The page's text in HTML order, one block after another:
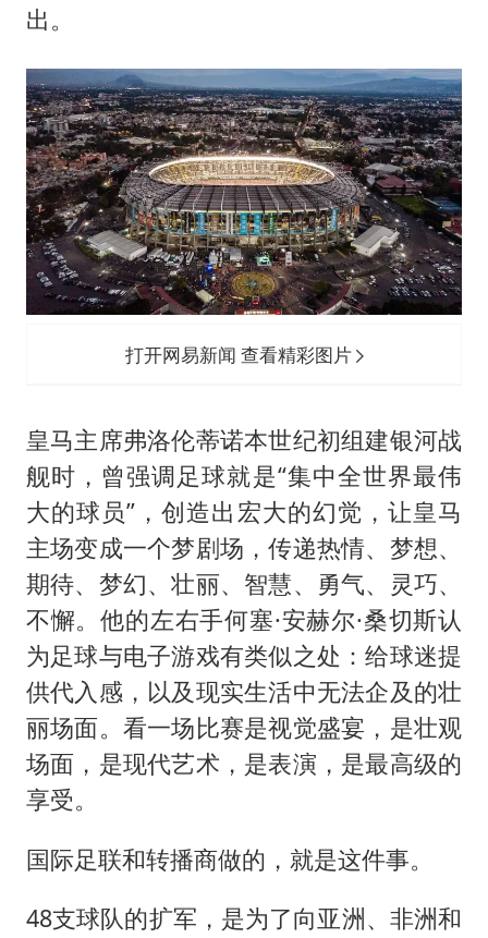
出。
打开网易新闻 查看精彩图片
皇马主席弗洛伦蒂诺本世纪初组建银河战
舰时，曾强调足球就是“集中全世界最伟
大的球员”，创造出宏大的幻觉，让皇马
主场变成一个梦剧场，传递热情、梦想、
期待、梦幻、壮丽、智慧、勇气、灵巧、
不懈。他的左右手何塞·安赫尔·桑切斯认
为足球与电子游戏有类似之处：给球迷提
供代入感，以及现实生活中无法企及的壮
丽场面。看一场比赛是视觉盛宴，是壮观
场面，是现代艺术，是表演，是最高级的
享受。
国际足联和转播商做的，就是这件事。
48支球队的扩军，是为了向亚洲、非洲和